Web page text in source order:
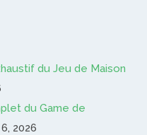
du Jeu de Maison
du Game de
2026